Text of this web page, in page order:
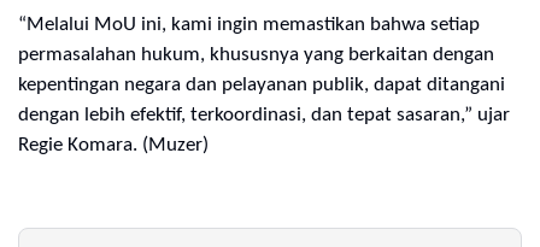
“Melalui MoU ini, kami ingin memastikan bahwa setiap
permasalahan hukum, khususnya yang berkaitan dengan
kepentingan negara dan pelayanan publik, dapat ditangani
dengan lebih efektif, terkoordinasi, dan tepat sasaran,” ujar
Regie Komara. (Muzer)